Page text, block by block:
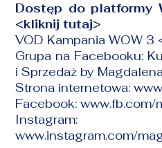
Dostęp do platformy
<kliknij tutaj>
VOD Kampania WOW 3
Grupa na Facebooku:
i Sprzedaż by
Strona internetowa:
Facebook:www.fb.com/
Instagram:
www.instagram.com/